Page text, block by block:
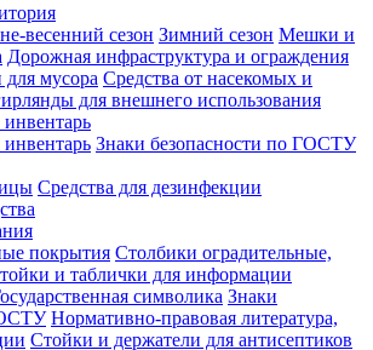
весенний сезон Зимний сезон Мешки и
Дорожная инфраструктура и ограждения
мусора Средства от насекомых и
для внешнего использования
Знаки безопасности по ГОСТУ
Средства для дезинфекции
покрытия Столбики оградительные,
и таблички для информации
символика Знаки
Нормативно-правовая литература,
Стойки и держатели для антисептиков